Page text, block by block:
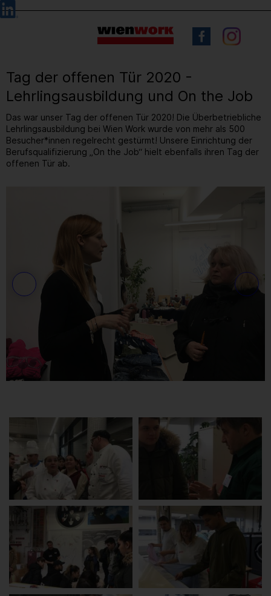
Barrierefreie
Bedienung
Sprachauswahl
Tag der offenen Tür 2020 -
Lehrlingsausbildung und On the Job
Das war unser Tag der offenen Tür 2020! Die Überbetriebliche
Lehrlingsausbildung bei Wien Work wurde von mehr als 500
Besucher*innen regelrecht gestürmt! Unsere Einrichtung der
Berufsqualifizierung „On the Job“ hielt ebenfalls ihren Tag der
offenen Tür ab.